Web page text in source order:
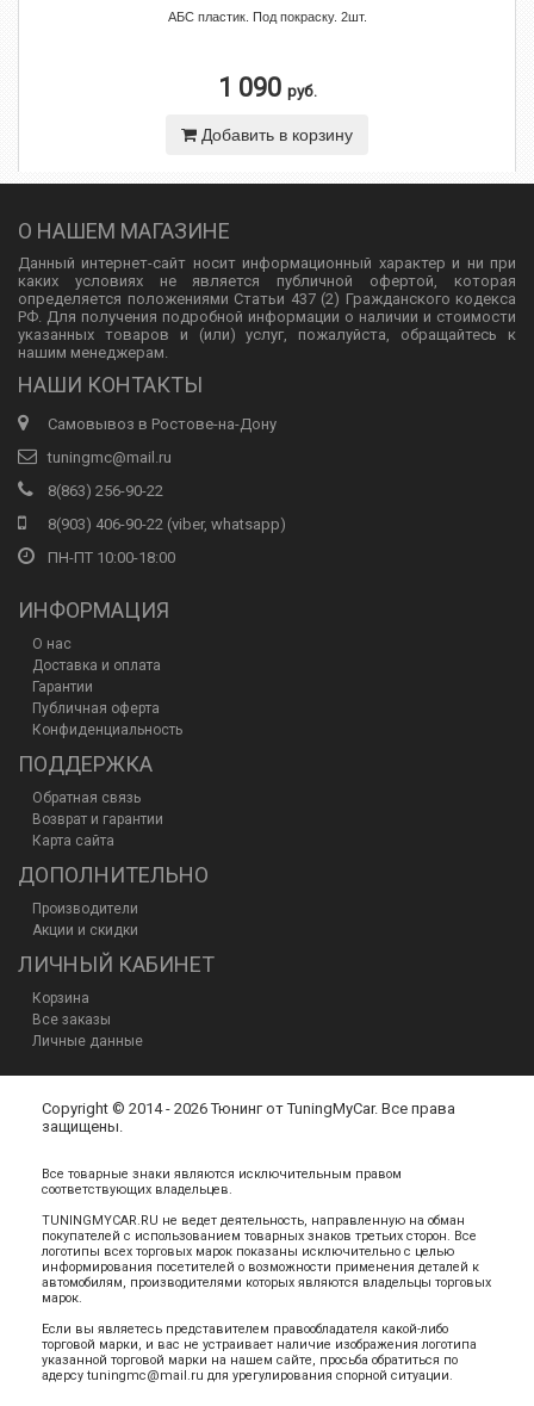
АБС пластик. Под покраску. 2шт.
1 090 руб.
Добавить в корзину
О НАШЕМ МАГАЗИНЕ
Данный интернет-сайт носит информационный характер и ни при
каких условиях не является публичной офертой, которая
определяется положениями Статьи 437 (2) Гражданского кодекса
РФ. Для получения подробной информации о наличии и стоимости
указанных товаров и (или) услуг, пожалуйста, обращайтесь к
нашим менеджерам.
НАШИ КОНТАКТЫ
Самовывоз в Ростове-на-Дону
tuningmc@mail.ru
8(863) 256-90-22
8(903) 406-90-22 (viber, whatsapp)
ПН-ПТ 10:00-18:00
ИНФОРМАЦИЯ
О нас
Доставка и оплата
Гарантии
Публичная оферта
Конфиденциальность
ПОДДЕРЖКА
Обратная связь
Возврат и гарантии
Карта сайта
ДОПОЛНИТЕЛЬНО
Производители
Акции и скидки
ЛИЧНЫЙ КАБИНЕТ
Корзина
Все заказы
Личные данные
Copyright © 2014 - 2026 Тюнинг от TuningMyCar. Все права
защищены.
Все товарные знаки являются исключительным правом
соответствующих владельцев.
TUNINGMYCAR.RU не ведет деятельность, направленную на обман
покупателей с использованием товарных знаков третьих сторон. Все
логотипы всех торговых марок показаны исключительно с целью
информирования посетителей о возможности применения деталей к
автомобилям, производителями которых являются владельцы торговых
марок.
Если вы являетесь представителем правообладателя какой-либо
торговой марки, и вас не устраивает наличие изображения логотипа
указанной торговой марки на нашем сайте, просьба обратиться по
адерсу tuningmc@mail.ru для урегулирования спорной ситуации.